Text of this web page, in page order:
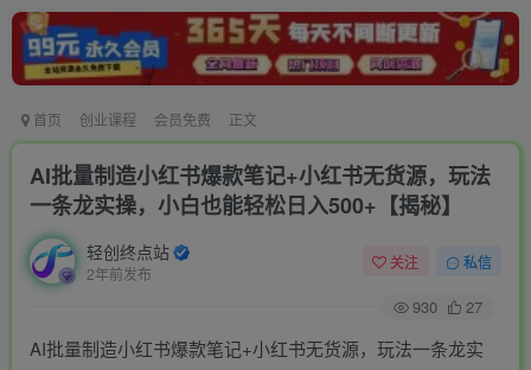
首页 创业课程 会员免费 正文
AI批量制造小红书爆款笔记+小红书无货源，玩法
一条龙实操，小白也能轻松日入500+【揭秘】
轻创终点站
2年前发布
关注 私信
930 27
AI批量制造小红书爆款笔记+小红书无货源，玩法一条龙实